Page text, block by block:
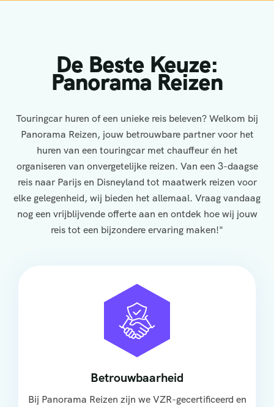
De Beste Keuze:
Panorama Reizen
Touringcar huren of een unieke reis beleven? Welkom bij
Panorama Reizen, jouw betrouwbare partner voor het
huren van een touringcar met chauffeur én het
organiseren van onvergetelijke reizen. Van een 3-daagse
reis naar Parijs en Disneyland tot maatwerk reizen voor
elke gelegenheid, wij bieden het allemaal. Vraag vandaag
nog een vrijblijvende offerte aan en ontdek hoe wij jouw
reis tot een bijzondere ervaring maken!"
Betrouwbaarheid
Bij Panorama Reizen zijn we VZR-gecertificeerd en